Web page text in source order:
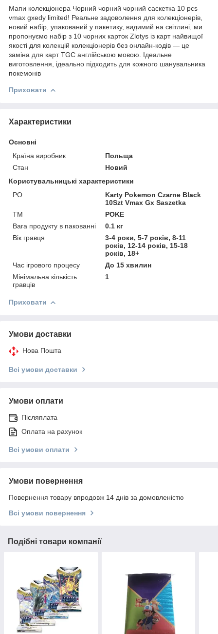
Мапи колекціонера Чорний чорний чорний саскетка 10 pcs
vmax gxedy limited! Реальне задоволення для колекціонерів,
новий набір, упакований у пакетику, видимий на світлині, ми
пропонуємо набір з 10 чорних карток Zlotys із карт найвищої
якості для колекцій колекціонерів без онлайн-кодів — це
заміна для карт TGC англійською мовою. Ідеальне
виготовлення, ідеально підходить для кожного шанувальника
покемонів
Приховати
Характеристики
Основні
Країна виробник
Польща
Стан
Новий
Користувальницькі характеристики
PO
Karty Pokemon Czarne Black
10Szt Vmax Gx Saszetka
TM
POKE
Вага продукту в пакованні
0.1 кг
Вік гравця
3-4 роки, 5-7 років, 8-11
років, 12-14 років, 15-18
років, 18+
Час ігрового процесу
До 15 хвилин
Мінімальна кількість
гравців
1
Приховати
Умови доставки
Нова Пошта
Всі умови доставки
Умови оплати
Післяплата
Оплата на рахунок
Всі умови оплати
Умови повернення
Повернення товару впродовж 14 днів за домовленістю
Всі умови повернення
Подібні товари компанії